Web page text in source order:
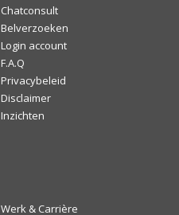
Chatconsult
Belverzoeken
Login account
F.A.Q
Privacybeleid
Disclaimer
Inzichten
Werk & Carrière